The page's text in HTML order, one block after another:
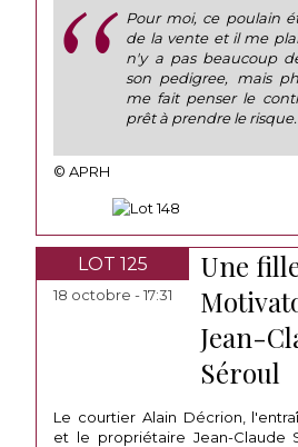
Pour moi, ce poulain
de la vente et il me
n'y a pas beaucoup
son pedigree, mais
me fait penser le
prêt à prendre le risque.
© APRH
LOT 125
18 octobre - 17:31
Une
Jean-
Séroul
Le courtier Alain Décrion,
et le propriétaire Jean-Claude